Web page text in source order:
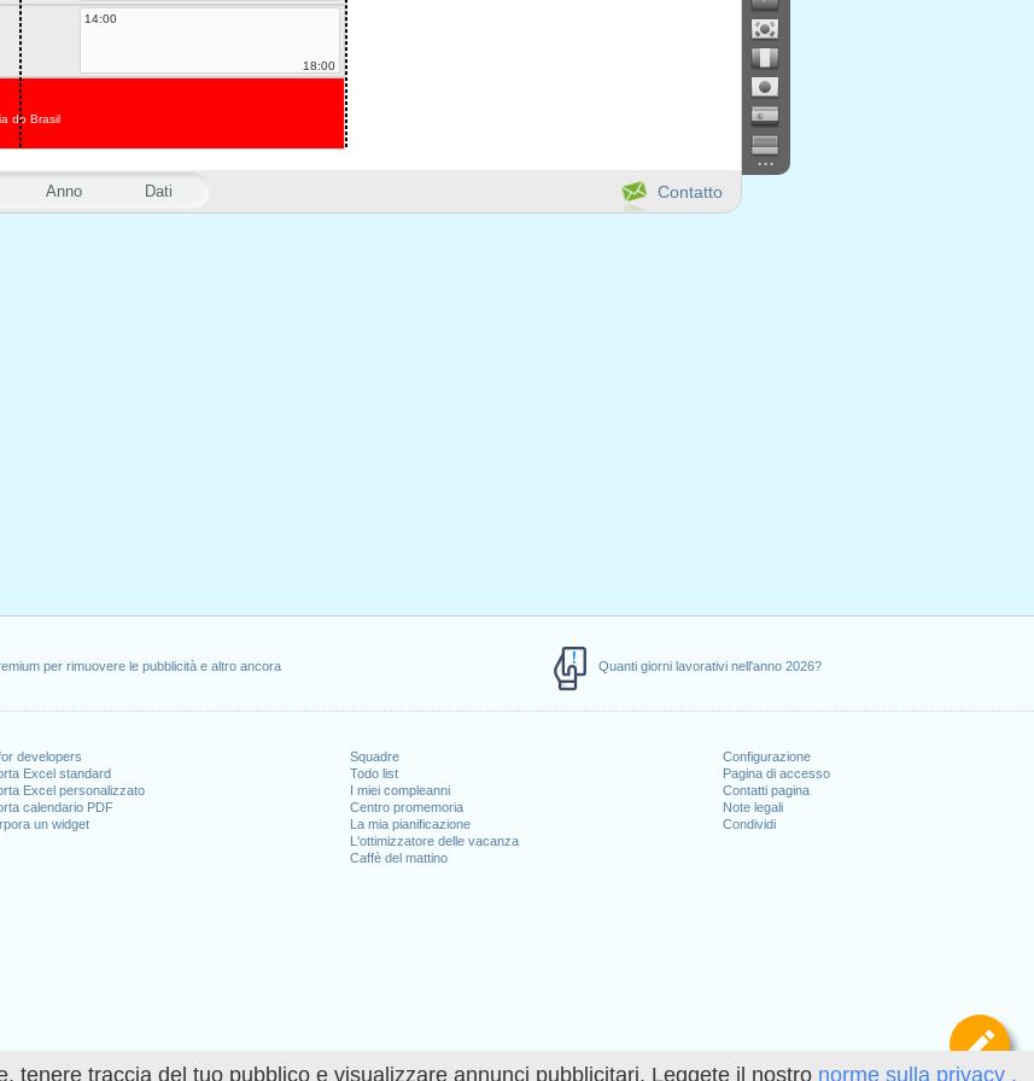
traccia del tuo pubblico e visualizzare annunci pubblicitari. Leggete il nostro norme sulla privacy .
per rimuovere le pubblicità e altro ancora Quanti giorni lavorativi nell'anno 2026?
developers
Excel standard
Excel personalizzato
calendario PDF
un widget
Squadre
Todo list
I miei compleanni
Centro promemoria
La mia pianificazione
L'ottimizzatore delle vacanza
Caffè del mattino
Configurazione
Pagina di accesso
Contatti pagina
Note legali
Condividi
...
Contatto
Anno Dati
14:00
18:00
do Brasil